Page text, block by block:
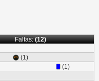
Faltas:(12)
(1)
(1)